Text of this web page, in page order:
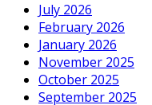
July 2026
February 2026
January 2026
November 2025
October 2025
September 2025